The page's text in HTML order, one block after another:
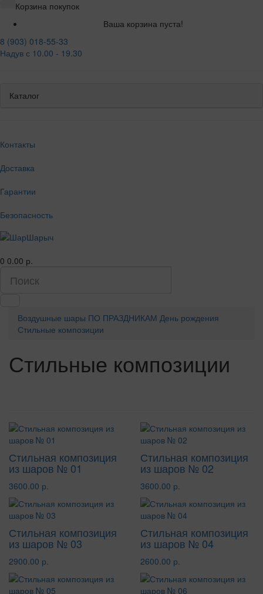
Корзина покупок
Ваша корзина пуста!
8 (903) 018-55-33
Надув с 10.00 - 19.30
Каталог
Контакты
Доставка
Гарантии
Безопасность
0 0.00 р.
Воздушные шары ПО ПРАЗДНИКАМ День рождения
Стильные композиции
Стильные композиции
Стильная композиция
из шаров № 01
3600.00 р.
Стильная композиция
из шаров № 02
3600.00 р.
Стильная композиция
из шаров № 03
2900.00 р.
Стильная композиция
из шаров № 04
2600.00 р.